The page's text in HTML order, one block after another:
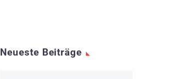
Neueste Beiträge